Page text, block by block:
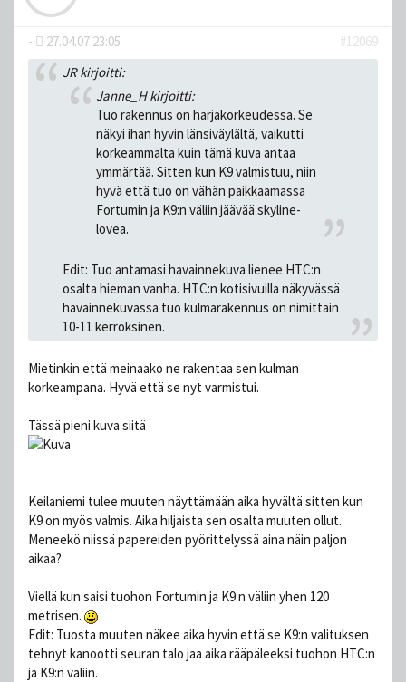
- 27.04.07 23:05
#12069
JR kirjoitti:
Janne_H kirjoitti:
Tuo rakennus on harjakorkeudessa. Se
näkyi ihan hyvin länsiväylältä, vaikutti
korkeammalta kuin tämä kuva antaa
ymmärtää. Sitten kun K9 valmistuu, niin
hyvä että tuo on vähän paikkaamassa
Fortumin ja K9:n väliin jäävää skyline-
lovea.
Edit: Tuo antamasi havainnekuva lienee HTC:n
osalta hieman vanha. HTC:n kotisivuilla näkyvässä
havainnekuvassa tuo kulmarakennus on nimittäin
10-11 kerroksinen.
Mietinkin että meinaako ne rakentaa sen kulman
korkeampana. Hyvä että se nyt varmistui.
Tässä pieni kuva siitä
Keilaniemi tulee muuten näyttämään aika hyvältä sitten kun
K9 on myös valmis. Aika hiljaista sen osalta muuten ollut.
Meneekö niissä papereiden pyörittelyssä aina näin paljon
aikaa?
Viellä kun saisi tuohon Fortumin ja K9:n väliin yhen 120
metrisen.
Edit: Tuosta muuten näkee aika hyvin että se K9:n valituksen
tehnyt kanootti seuran talo jaa aika rääpäleeksi tuohon HTC:n
ja K9:n väliin.